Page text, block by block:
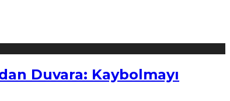
Duvara: Kaybolmayı